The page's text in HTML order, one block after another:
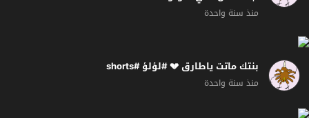
منذ سنة واحدة
بنتك ماتت ياطارق 💔 #لؤلؤ #shorts
منذ سنة واحدة